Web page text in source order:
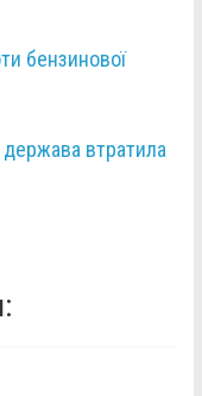
бензинової
втратила